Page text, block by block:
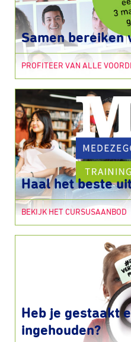
Samen bereiken
PROFITEER VAN ALLE
Haal het beste
BEKIJK HET CURSUSAANBOD
Heb je gestaakt
ingehouden?